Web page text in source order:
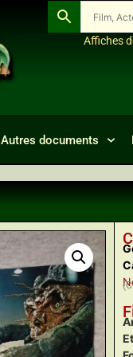
Affiches
Autres documents